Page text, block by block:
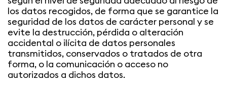
los datos recogidos, de forma que se garantice la
seguridad de los datos de carácter personal y se
evite la destrucción, pérdida o alteración
accidental o ilícita de datos personales
transmitidos, conservados o tratados de otra
forma, o la comunicación o acceso no
autorizados a dichos datos.